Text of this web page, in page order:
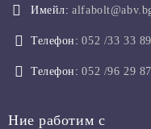
Имейл:
Телефон: 052 /33 33
Телефон: 052 /96 29 87
Ние работим с